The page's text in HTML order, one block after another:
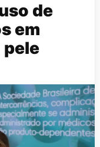
de
em
pele